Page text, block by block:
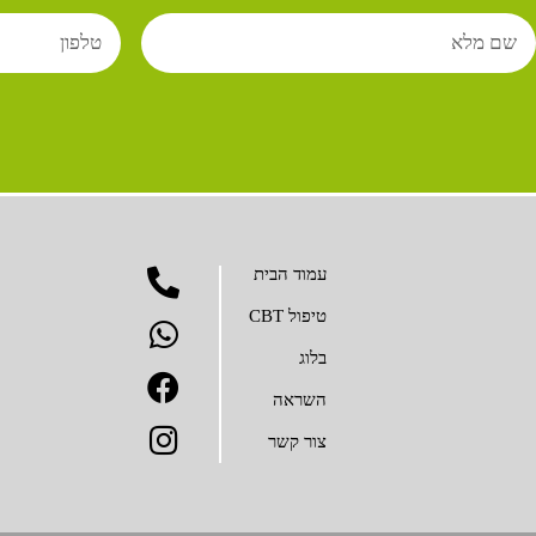
עמוד הבית
טיפול CBT
בלוג
השראה
צור קשר